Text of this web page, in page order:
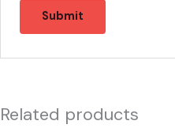
Related products